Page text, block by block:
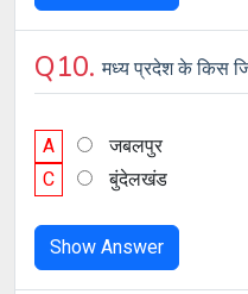
Q10.मध्य प्रदेश के किस
A जबलपुर
C
बुंदेलखंड
Show Answer